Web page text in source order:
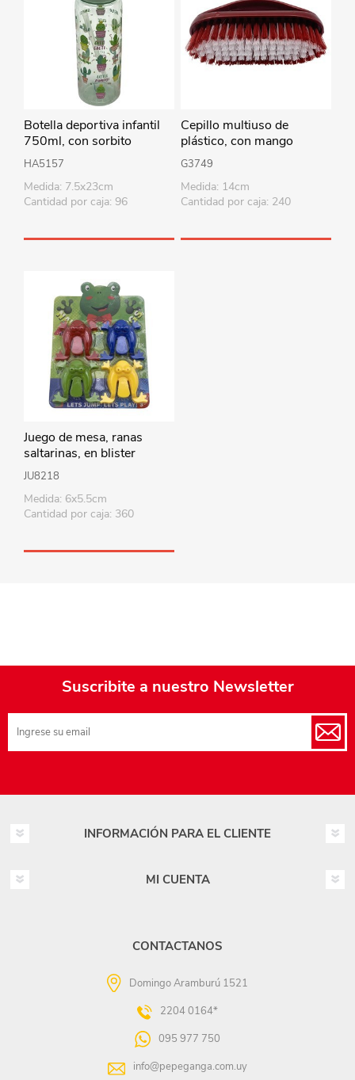
Botella deportiva infantil
750ml, con sorbito
retráctil, varios colores
HA5157
Medida: 7.5x23cm
Cantidad por caja: 96
Cepillo multiuso de
plástico, con mango
G3749
Medida: 14cm
Cantidad por caja: 240
Juego de mesa, ranas
saltarinas, en blister
JU8218
Medida: 6x5.5cm
Cantidad por caja: 360
Suscribite a nuestro Newsletter
INFORMACIÓN PARA EL CLIENTE
MI CUENTA
CONTACTANOS
Domingo Aramburú 1521
2204 0164*
095 977 750
info@pepeganga.com.uy